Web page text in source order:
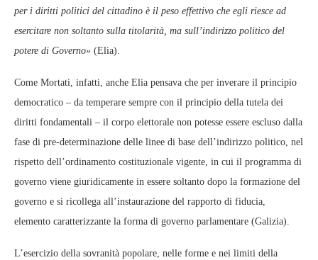
per i diritti politici del cittadino è il peso effettivo che egli riesce ad
esercitare non soltanto sulla titolarità, ma sull’indirizzo politico del
potere di Governo» (Elia).
Come Mortati, infatti, anche Elia pensava che per inverare il principio
democratico – da temperare sempre con il principio della tutela dei
diritti fondamentali – il corpo elettorale non potesse essere escluso dalla
fase di pre-determinazione delle linee di base dell’indirizzo politico, nel
rispetto dell’ordinamento costituzionale vigente, in cui il programma di
governo viene giuridicamente in essere soltanto dopo la formazione del
governo e si ricollega all’instaurazione del rapporto di fiducia,
elemento caratterizzante la forma di governo parlamentare (Galizia).
L’esercizio della sovranità popolare, nelle forme e nei limiti della